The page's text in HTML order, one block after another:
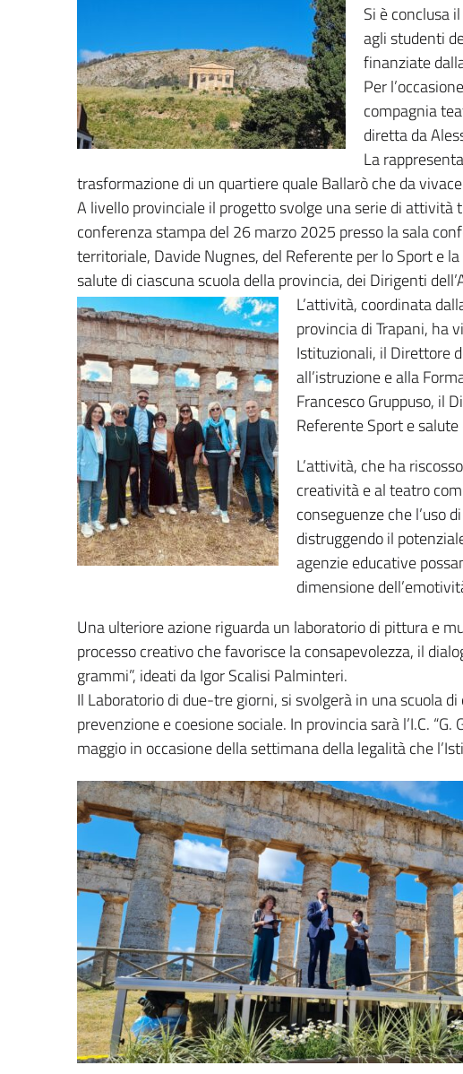
Si è conclusa
agli studenti
finanziate
Per
compagnia
diretta da
La
trasformazione di un quartiere quale Ballarò che da
A livello provinciale il progetto svolge una serie di
conferenza stampa del 26 marzo 2025 presso la sala
territoriale, Davide Nugnes, del Referente per lo Sport e
salute di ciascuna scuola della provincia, dei Dirigenti
L’attività, coordinata
provincia di Trapani, ha
Istituzionali, il Direttore
all’istruzione e alla
Francesco Gruppuso, il
Referente Sport e salute
L’attività, che ha
creatività e al teatro
conseguenze che l’uso
distruggendo il
agenzie educative
dimensione
Una ulteriore azione riguarda un laboratorio di pittura e
processo creativo che favorisce la consapevolezza, il
grammi”, ideati da Igor Scalisi Palminteri.
Il Laboratorio di due-tre giorni, si svolgerà in una scuola
prevenzione e coesione sociale. In provincia sarà l’I.C.
maggio in occasione della settimana della legalità che